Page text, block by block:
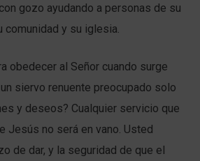
gozo ayudando a personas de su
comunidad y su iglesia.
obedecer al Señor cuando surge
siervo renuente preocupado solo
y deseos? Cualquier servicio que
Jesús no será en vano. Usted
de dar, y la seguridad de que el